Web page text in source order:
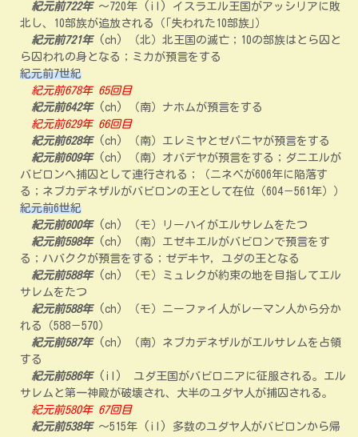
紀元前722年 ～720年 (il) イスラエル王国がアッシリアに敗
北し、10部族が追放される（｢失われた10部族｣）
紀元前721年 (ch) （北）北王国の滅亡；10の部族はとら囚と
ら囚われの身となる；ミカが預言をする
紀元前7世紀
紀元前678年 65回目
紀元前642年 (ch) （南）ナホムが預言をする
紀元前629年 66回目
紀元前628年 (ch) （南）エレミヤとゼパニヤが預言をする
紀元前609年 (ch) （南）オバデヤが預言をする；ダニエルが
バビロンへ捕囚として連行される；（ニネベが606年に陥落す
る；ネブカデネザルがバビロンの王として在位（604－561年））
紀元前6世紀
紀元前600年 (ch) （モ）リーハイがエルサレムをたつ
紀元前598年 (ch) （南）エゼキエルがバビロンで預言をす
る；ハバククが預言をする；ゼデキヤ，ユダの王となる
紀元前588年 (ch) （モ）ミュレクが約束の地を目指してエル
サレムをたつ
紀元前588年 (ch) （モ）ニーファイ人がレーマン人から分か
れる（588－570）
紀元前587年 (ch) （南）ネブカデネザルがエルサレムを占領
する
紀元前586年 (il) ユダ王国がバビロニアに征服される。エル
サレムと第一神殿が破壊され、大半のユダヤ人が捕囚される。
紀元前580年 67回目
紀元前538年 ～515年 (il) 多数のユダヤ人がバビロンから帰